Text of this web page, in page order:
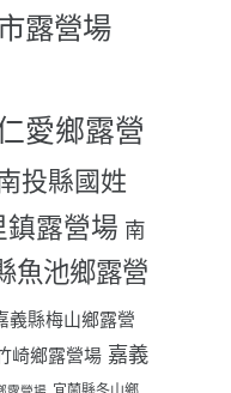
露營場
愛鄉露營
投縣國姓
鎮露營場 南
魚池鄉露營
義縣梅山鄉露營
崎鄉露營場 嘉義
宜蘭縣冬山鄉